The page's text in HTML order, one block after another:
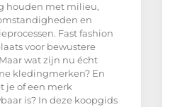
houden met milieu,
en
Fast fashion
voor bewustere
wat zijn nu écht
kledingmerken? En
je of een merk
is? In deze koopgids